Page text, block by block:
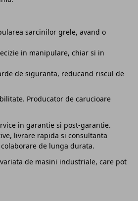
sarcinilor grele, avand o
in manipulare, chiar si in
de siguranta, reducand riscul de
Producator de carucioare
in garantie si post-garantie.
livrare rapida si consultanta
de lunga durata.
de masini industriale, care pot